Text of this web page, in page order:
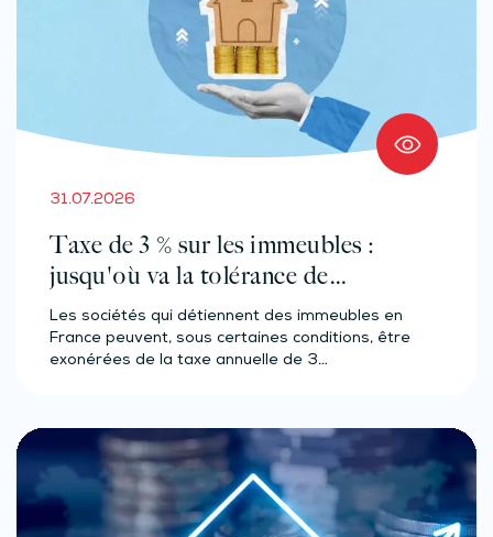
31.07.2026
Taxe de 3 % sur les immeubles :
jusqu'où va la tolérance de
l'administration ?
Les sociétés qui détiennent des immeubles en
France peuvent, sous certaines conditions, être
exonérées de la taxe annuelle de 3…